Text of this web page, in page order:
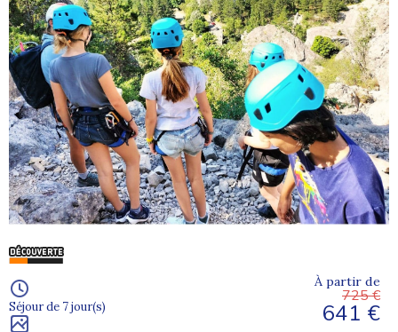
Séjour de 7 jour(s)
À partir de
725 €
641 €